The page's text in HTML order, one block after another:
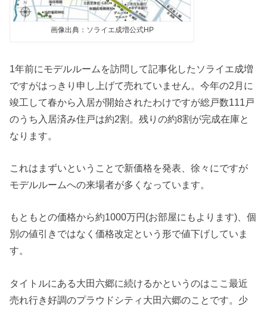
画像出典：ソライエ成増公式HP
1年前にモデルルームを訪問して記事化したソライエ成増
ですがはっきり申し上げて売れていません。今年の2月に
竣工して春から入居が開始されたわけですが総戸数111戸
のうち入居済み住戸は約2割。残りの約8割が完成在庫と
なります。
これはまずいということで新価格を発表、徐々にですが
モデルルームへの来場者が多くなっています。
もともとの価格から約1000万円(お部屋にもよります)、個
別の値引きではなく価格改定という形で値下げしていま
す。
タイトルにある大田六郷に続けるかというのはここ最近
売れ行き好調のプラウドシティ大田六郷のことです。少